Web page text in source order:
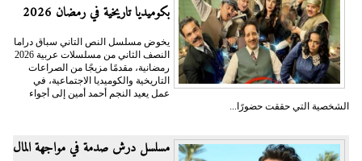
بكوميديا تاريخية في رمضان 2026
يخوض مسلسل النص التاني سباق دراما
النصف الثاني من مسلسلات عربية 2026
رمضانية، مقدمًا مزيجًا من الصراعات
التاريخية والكوميديا الاجتماعية، في
عمل يعيد النجم أحمد أمين إلى أجواء
الشخصية التي حققت حضورًا...
مسلسل درش صدمة في مواجهة المال